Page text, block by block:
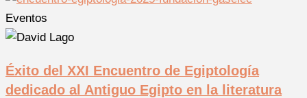
Eventos
Éxito del XXI Encuentro de Egiptología
dedicado al Antiguo Egipto en la literatura